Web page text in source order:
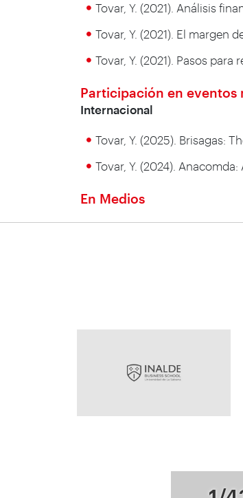
Tovar, Y. (2021). Análisis
Tovar, Y. (2021). El margen
Tovar, Y. (2021). Pasos
Participación en eventos
Internacional
Tovar, Y. (2025). Brisagas:
Tovar, Y. (2024). Anacomda:
En Medios